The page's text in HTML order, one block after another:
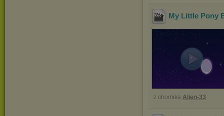
My Little Pony
z chomika Alien-33